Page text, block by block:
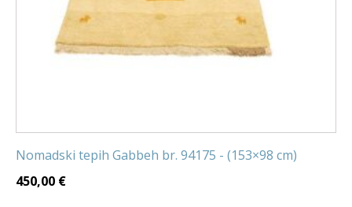
Nomadski tepih Gabbeh br. 94175 - (153×98 cm)
450,00 €